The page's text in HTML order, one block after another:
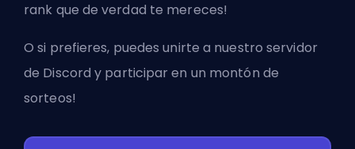
rank que de verdad te mereces!
O si prefieres, puedesunirte a nuestro servidor
de Discord y participar en un montón de
sorteos!